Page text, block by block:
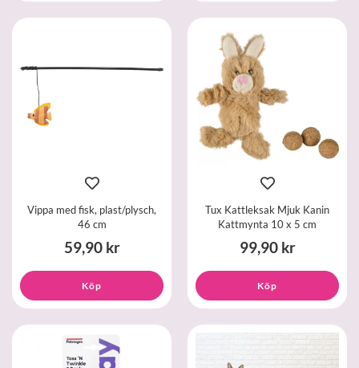
Vippa med fisk, plast/plysch,
46 cm
59,90 kr
Köp
Tux Kattleksak Mjuk Kanin
Kattmynta 10 x 5 cm
99,90 kr
Köp